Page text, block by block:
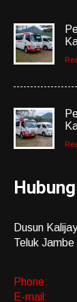
Dusun
Teluk
Phone:
E-mail: